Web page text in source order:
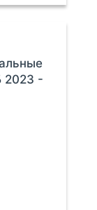
2023 -